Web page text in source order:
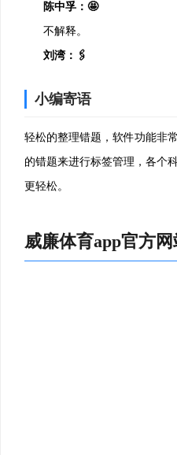
陈中孚：🤩
不解释。
刘湾：🖇
江西举老：⛄
好用快递单打印软件是很好
吕镗：🖕
真的是一款很值得推荐的软
黄简：🐸
小编寄语
轻松的整理错题，软件功能非
的错题来进行标签管理，各个
更轻松。
威廉体育app官方